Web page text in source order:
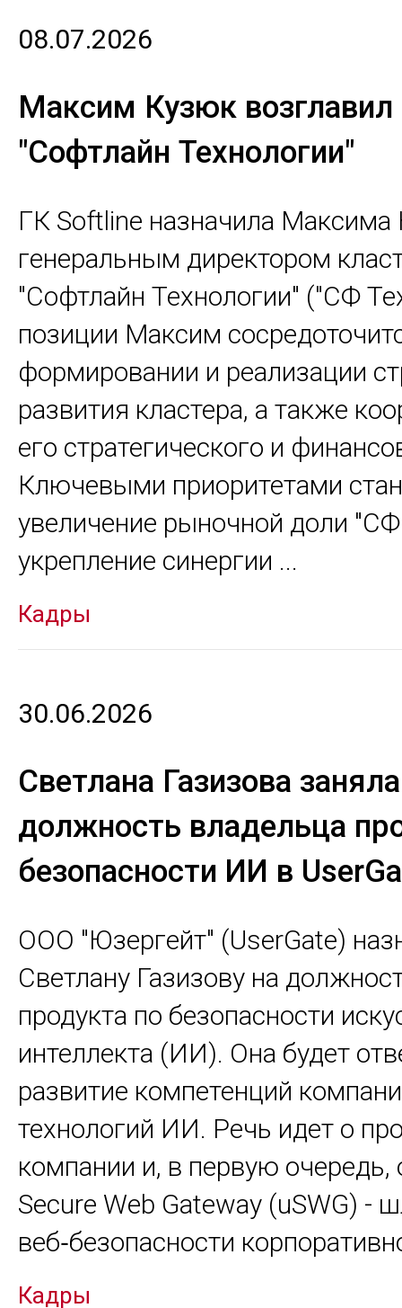
08.07.2026
Максим Кузюк возглавил
"Софтлайн Технологии"
ГК Softline назначила Максима
генеральным директором
"Софтлайн Технологии" ("СФ
позиции Максим
формировании и реализации
развития кластера, а также
его стратегического и
Ключевыми приоритетами
увеличение рыночной доли
укрепление синергии ...
Кадры
30.06.2026
Светлана Газизова заняла
должность владельца
безопасности ИИ в
ООО "Юзергейт" (UserGate)
Светлану Газизову на
продукта по безопасности
интеллекта (ИИ). Она будет
развитие компетенций
технологий ИИ. Речь идет о
компании и, в первую очередь,
Secure Web Gateway (uSWG) -
веб‑безопасности
Кадры